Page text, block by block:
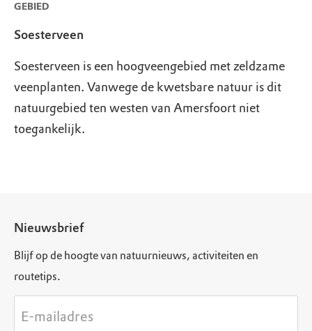
GEBIED
Soesterveen
Soesterveen is een hoogveengebied met zeldzame
veenplanten. Vanwege de kwetsbare natuur is dit
natuurgebied ten westen van Amersfoort niet
toegankelijk.
Nieuwsbrief
Blijf op de hoogte van natuurnieuws, activiteiten en
routetips.
E-mailadres